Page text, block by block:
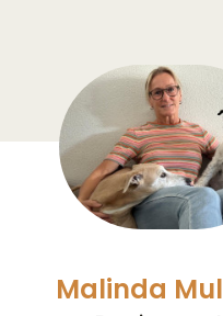
Malinda